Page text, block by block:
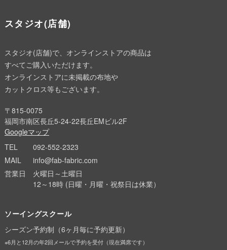
スタジオ(店舗)
スタジオ(店舗)で、オンラインストアの商品は
すべてご購入いただけます。
オンラインストアに未掲載の布地や
カットクロス等もございます。
〒815-0075
福岡市南区長丘5-24-22長丘EMビル2F
Googleマップ
TEL
092-552-2323
MAIL
info@fab-fabric.com
営業日
火曜日～土曜日
12～18時 (日曜・月曜・祝祭日は休業）
ソーイングスクール
シーズン予約制（6ヶ月毎に予約更新）
※6月と12月の年2回メールで予約を受付（現在満席です）